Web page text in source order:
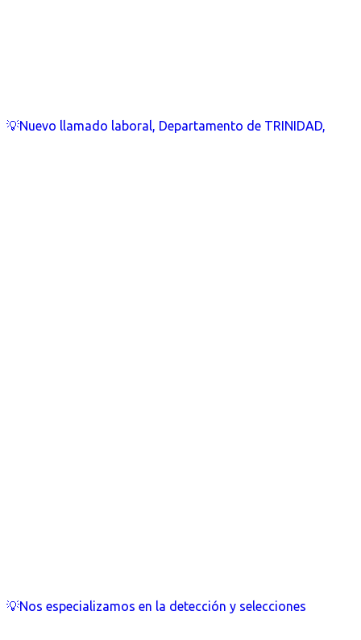
💡Nuevo llamado laboral, Departamento de TRINIDAD,
💡Nos especializamos en la detección y selecciones